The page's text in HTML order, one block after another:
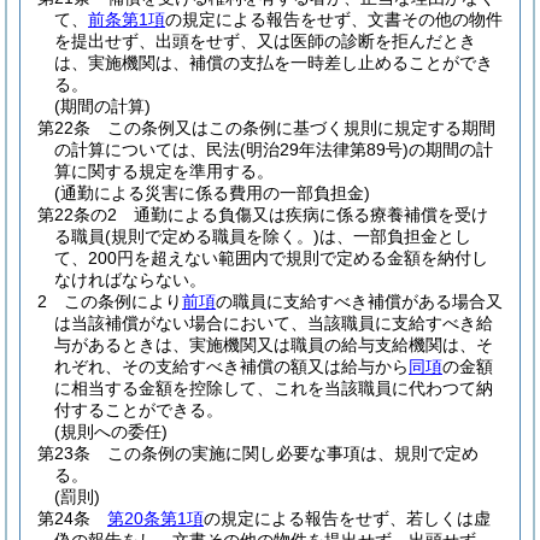
て、 前条第1項の規定による報告をせず、文書その他の物件
を提出せず、出頭をせず、又は医師の診断を拒んだとき
は、実施機関は、補償の支払を一時差し止めることができ
る。
(期間の計算)
第22条
この条例又はこの条例に基づく規則に規定する期間
の計算については、民法(明治29年法律第89号)の期間の計
算に関する規定を準用する。
(通勤による災害に係る費用の一部負担金)
第22条の2
通勤による負傷又は疾病に係る療養補償を受け
る職員(規則で定める職員を除く。)は、一部負担金とし
て、200円を超えない範囲内で規則で定める金額を納付し
なければならない。
2
この条例により前項の職員に支給すべき補償がある場合又
は当該補償がない場合において、当該職員に支給すべき給
与があるときは、実施機関又は職員の給与支給機関は、そ
れぞれ、その支給すべき補償の額又は給与から同項の金額
に相当する金額を控除して、これを当該職員に代わつて納
付することができる。
(規則への委任)
第23条
この条例の実施に関し必要な事項は、規則で定め
る。
(罰則)
第24条
第20条第1項の規定による報告をせず、若しくは虚